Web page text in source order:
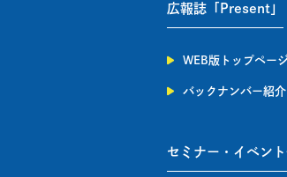
広報誌「Present」
WEB版トップページ
バックナンバー紹介
セミナー・イベン